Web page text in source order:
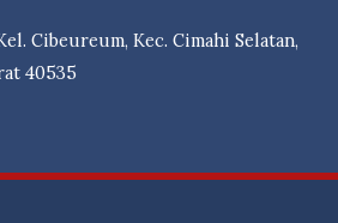
Cibeureum, Kec. Cimahi Selatan,
40535